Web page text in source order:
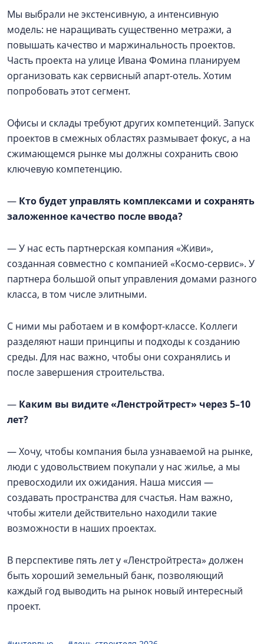
Мы выбрали не экстенсивную, а интенсивную
модель: не наращивать существенно метражи, а
повышать качество и маржинальность проектов.
Часть проекта на улице Ивана Фомина планируем
организовать как сервисный апарт-отель. Хотим
попробовать этот сегмент.
Офисы и склады требуют других компетенций. Запуск
проектов в смежных областях размывает фокус, а на
сжимающемся рынке мы должны сохранить свою
ключевую компетенцию.
— Кто будет управлять комплексами и сохранять
заложенное качество после ввода?
— У нас есть партнерская компания «Живи»,
созданная совместно с компанией «Космо-сервис». У
партнера большой опыт управления домами разного
класса, в том числе элитными.
С ними мы работаем и в комфорт-классе. Коллеги
разделяют наши принципы и подходы к созданию
среды. Для нас важно, чтобы они сохранялись и
после завершения строительства.
— Каким вы видите «Ленстройтрест» через 5–10
лет?
— Хочу, чтобы компания была узнаваемой на рынке,
люди с удовольствием покупали у нас жилье, а мы
превосходили их ожидания. Наша миссия —
создавать пространства для счастья. Нам важно,
чтобы жители действительно находили такие
возможности в наших проектах.
В перспективе пять лет у «Ленстройтреста» должен
быть хороший земельный банк, позволяющий
каждый год выводить на рынок новый интересный
проект.